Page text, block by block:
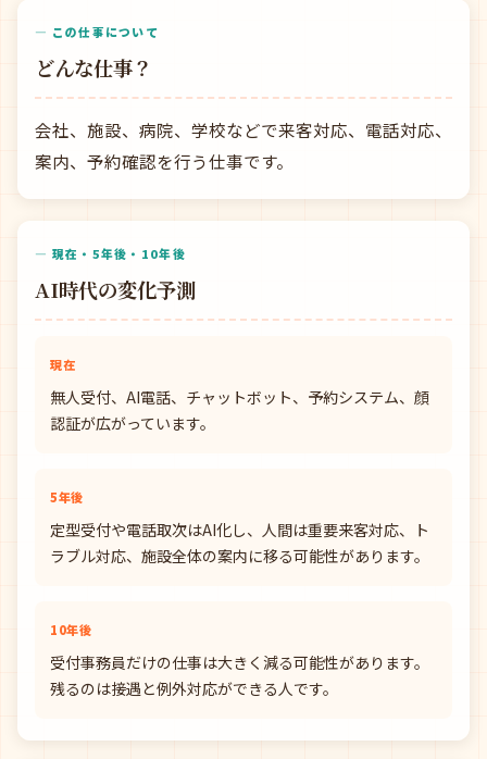
— この仕事について
どんな仕事？
会社、施設、病院、学校などで来客対応、電話対応、
案内、予約確認を行う仕事です。
— 現在・5年後・10年後
AI時代の変化予測
現在
無人受付、AI電話、チャットボット、予約システム、顔
認証が広がっています。
5年後
定型受付や電話取次はAI化し、人間は重要来客対応、ト
ラブル対応、施設全体の案内に移る可能性があります。
10年後
受付事務員だけの仕事は大きく減る可能性があります。
残るのは接遇と例外対応ができる人です。